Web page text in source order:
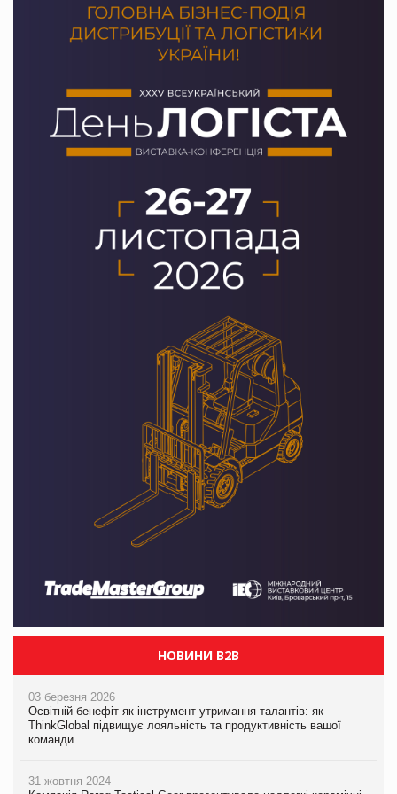
НОВИНИ B2B
03 березня 2026
Освітній бенефіт як інструмент утримання талантів: як
ThinkGlobal підвищує лояльність та продуктивність вашої
команди
31 жовтня 2024